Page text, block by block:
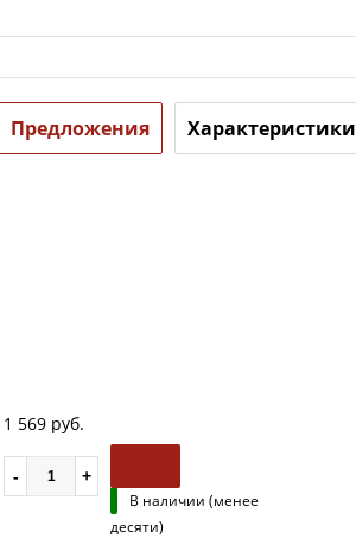
Предложения Характеристики
1 569 руб.
В наличии (менее
десяти)